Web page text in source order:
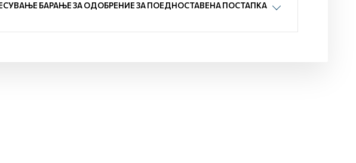
БАРАЊЕ ЗА ОДОБРЕНИЕ ЗА ПОЕДНОСТАВЕНА ПОСТАПКА